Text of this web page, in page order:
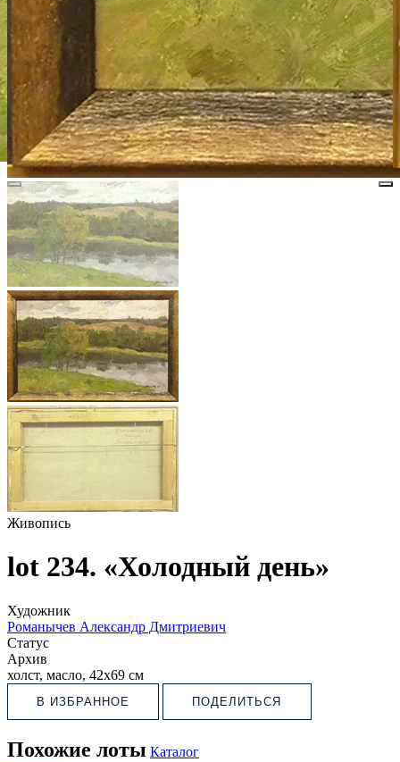
Живопись
lot 234. «Холодный день»
Художник
Романычев Александр Дмитриевич
Статус
Архив
холст, масло, 42х69 см
В ИЗБРАННОЕ ПОДЕЛИТЬСЯ
Похожие лоты Каталог